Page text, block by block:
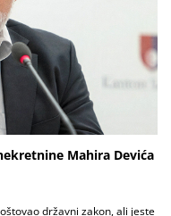
Mahira Devića
državni zakon, ali jeste